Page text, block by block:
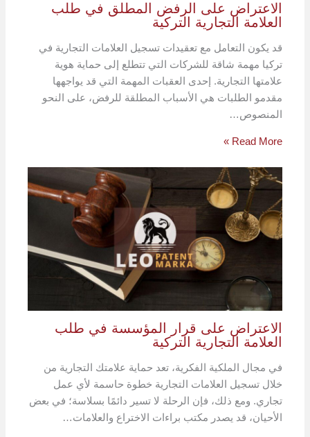
الاعتراض على الرفض المطلق في طلب
العلامة التجارية التركية
قد يكون التعامل مع تعقيدات تسجيل العلامات التجارية في
تركيا مهمة شاقة للشركات التي تتطلع إلى حماية هوية
علامتها التجارية. إحدى العقبات المهمة التي قد يواجهها
مقدمو الطلبات هي الأسباب المطلقة للرفض، على النحو
المنصوص…
Read More »
الاعتراض على قرار المؤسسة في طلب
العلامة التجارية التركية
في مجال الملكية الفكرية، تعد حماية علامتك التجارية من
خلال تسجيل العلامات التجارية خطوة حاسمة لأي عمل
تجاري. ومع ذلك، فإن الرحلة لا تسير دائمًا بسلاسة؛ في بعض
الأحيان، قد يصدر مكتب براءات الاختراع والعلامات…